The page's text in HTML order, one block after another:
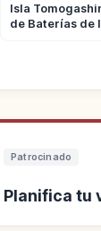
Isla
de Baterías de
Patrocinado
Planifica tu